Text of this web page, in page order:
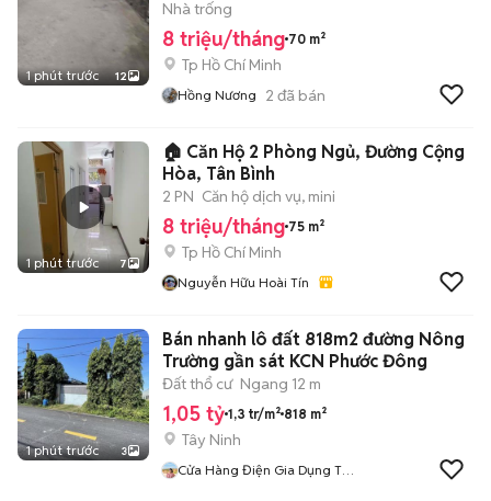
1 phút trước 12
Nhà trống
8 triệu/tháng 70 m²
Tp Hồ Chí Minh
Hồng Nương 2 đã bán
1 phút trước 7
🏠 Căn Hộ 2 Phòng Ngủ, Đường Cộng
Hòa, Tân Bình
2 PN Căn hộ dịch vụ, mini
8 triệu/tháng 75 m²
Tp Hồ Chí Minh
Nguyễn Hữu Hoài Tín
1 phút trước 3
Bán nhanh lô đất 818m2 đường Nông
Trường gần sát KCN Phước Đông
Đất thổ cư Ngang 12 m
1,05 tỷ 1,3 tr/m² 818 m²
Tây Ninh
Cửa Hàng Điện Gia Dụng Tân